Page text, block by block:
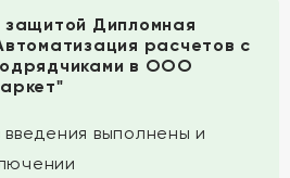
защитой Дипломная
расчетов с
в ООО
выполнены и